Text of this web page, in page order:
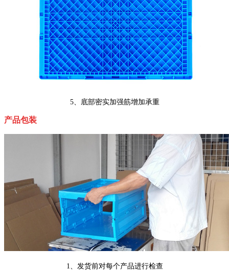
5、底部密实加强筋增加承重
产品包装
1、发货前对每个产品进行检查